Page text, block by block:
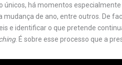
únicos, há momentos
mudança de ano, entre outros. De
e identificar o que pretende
. É sobre esse processo que a